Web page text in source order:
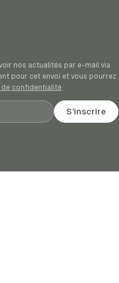
nos actualités par e-mail via
pour cet envoi et vous pourrez
de confidentialité.
S’inscrire